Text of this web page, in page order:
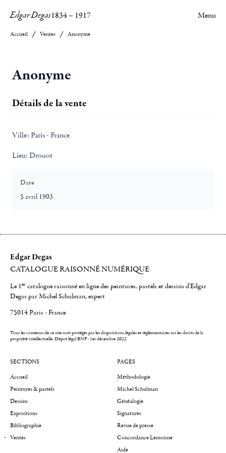
Edgar Degas1834– 1917 Menu
Accueil Ventes Anonyme
Anonyme
Détails de la vente
Ville: Paris - France
Lieu: Drouot
Date
5 avril 1903
Edgar Degas
CATALOGUE RAISONNÉ NUMÉRIQUE
Le 1er catalogue raisonné en ligne des peintures, pastels et dessins d'Edgar
Degas par Michel Schulman, expert
75014 Paris - France
Tous les contenus de ce site sont protégés par les dispositions légales et réglementaires sur les droits de la
propriété intellectuelle.Dépot légal BNF : 1er décembre 2022
SECTIONS
Accueil
Peintures & pastels
Dessins
Expositions
Bibliographie
Ventes
PAGES
Méthodologie
Michel Schulman
Généalogie
Signatures
Revue de presse
Concordance Lemoisne
Aide